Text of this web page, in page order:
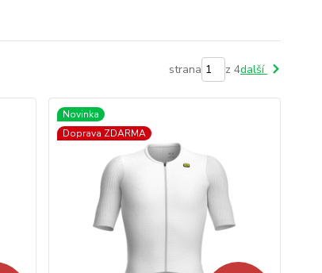
strana z 4další
Novinka
Doprava ZDARMA